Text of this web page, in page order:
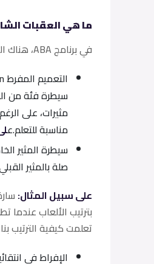
ما هي العقبات
في برنامج ABA، هناك العديد من العقبات الشائعة التي يمكن أن تعيق التعميم. وتشمل هذه العوائق ما يلي:
سيطرة فئة من
مثيرات، على
مناسبة للتعلم.ع
صلة بالمثير
على سبيل المثال:
بترتيب الألعاب
تعلمت كيفية الترتيب